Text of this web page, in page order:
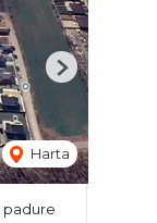
Harta
Next
padure